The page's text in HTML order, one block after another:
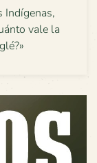
Indígenas,
vale la